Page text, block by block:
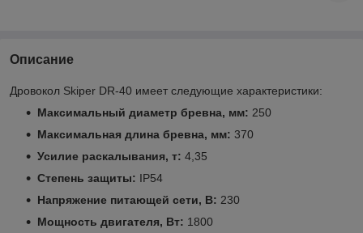
Описание
Дровокол Skiper DR-40 имеет следующие характеристики:
Максимальный диаметр бревна, мм: 250
Максимальная длина бревна, мм: 370
Усилие раскалывания, т: 4,35
Степень защиты: IP54
Напряжение питающей сети, В: 230
Мощность двигателя, Вт: 1800